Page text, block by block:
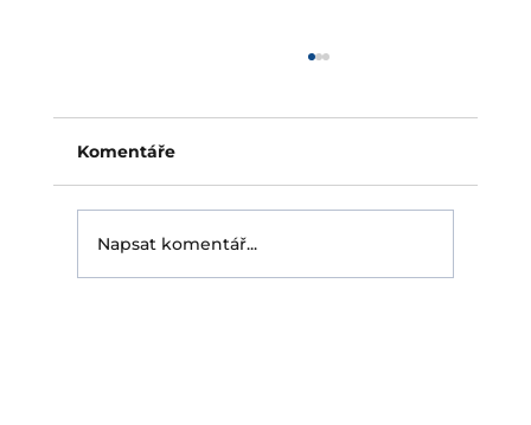
Pojištění fotovoltaické elektrárny je dnes pro
přichází až s pojistnou událostí: zaplatí
pojišťovna skutečně? Právě tehdy se ukáže
Komentáře
Napsat komentář...